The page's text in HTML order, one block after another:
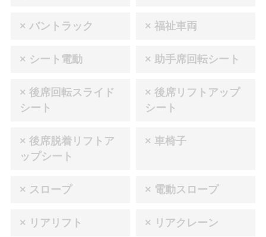
× バントラック × 福祉車両
× シート電動 × 助手席回転シート
× 後席回転スライド
シート
× 後席リフトアップ
シート
× 後席脱着リフトア
ップシート
× 車椅子
× スロープ × 電動スロープ
× リアリフト × リアクレーン